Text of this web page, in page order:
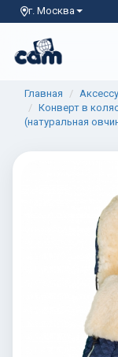
г. Москва
Главная
Конверт в
(натуральная